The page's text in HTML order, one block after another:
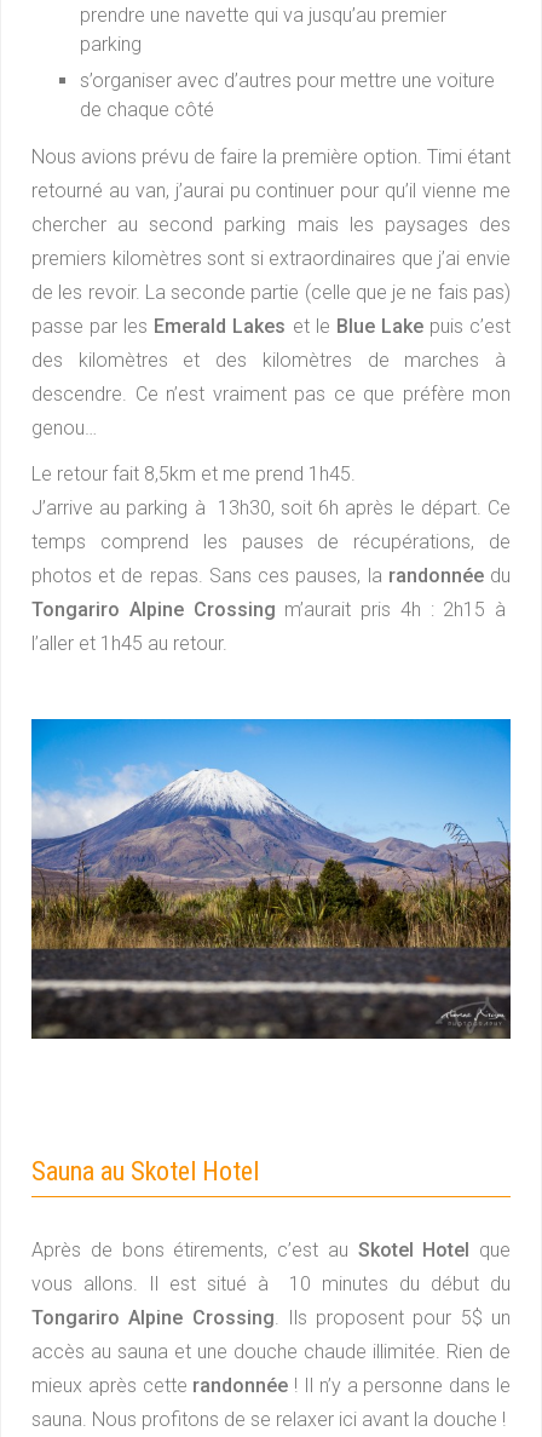
prendre une navette qui va jusqu’au premier
parking
s’organiser avec d’autres pour mettre une voiture
de chaque côté
Nous avions prévu de faire la première option. Timi étant
retourné au van, j’aurai pu continuer pour qu’il vienne me
chercher au second parking mais les paysages des
premiers kilomètres sont si extraordinaires que j’ai envie
de les revoir. La seconde partie (celle que je ne fais pas)
passe par les Emerald Lakes et le Blue Lakepuis c’est
des kilomètres et des kilomètres de marches à
descendre. Ce n’est vraiment pas ce que préfère mon
genou…
Le retour fait 8,5km et me prend 1h45.
J’arrive au parking à 13h30, soit 6h après le départ. Ce
temps comprend les pauses de récupérations, de
photos et de repas. Sans ces pauses, la randonnéedu
Tongariro Alpine Crossing m’aurait pris 4h : 2h15 à
l’aller et 1h45 au retour.
Sauna au Skotel Hotel
Après de bons étirements, c’est au Skotel Hotel que
vous allons. Il est situé à 10 minutes du début du
Tongariro Alpine Crossing. Ils proposent pour 5$ un
accès au sauna et une douche chaude illimitée. Rien de
mieux après cette randonnée ! Il n’y a personne dans le
sauna. Nous profitons de se relaxer ici avant la douche !